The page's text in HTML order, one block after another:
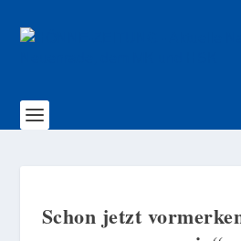
Schon jetzt